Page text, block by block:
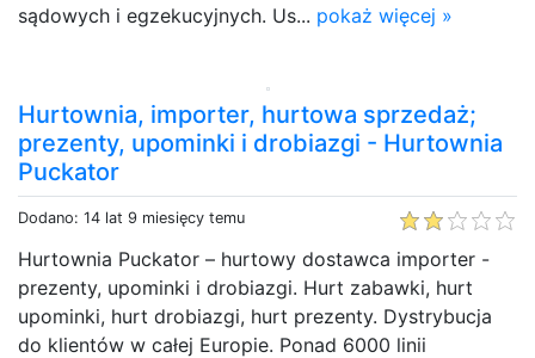
sądowych i egzekucyjnych. Us... pokaż więcej »
Hurtownia, importer, hurtowa sprzedaż;
prezenty, upominki i drobiazgi - Hurtownia
Puckator
Dodano: 14 lat 9 miesięcy temu
Hurtownia Puckator – hurtowy dostawca importer -
prezenty, upominki i drobiazgi. Hurt zabawki, hurt
upominki, hurt drobiazgi, hurt prezenty. Dystrybucja
do klientów w całej Europie. Ponad 6000 linii